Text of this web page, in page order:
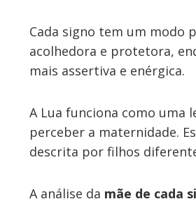
Cada signo tem um modo
acolhedora e protetora,
mais assertiva e enérgica.
A Lua funciona como uma
perceber a maternidade.
descrita por filhos
A análise da mãe de cada